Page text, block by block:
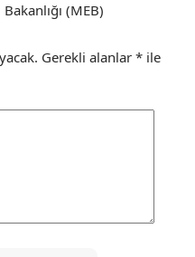
(MEB)
Gerekli alanlar * ile